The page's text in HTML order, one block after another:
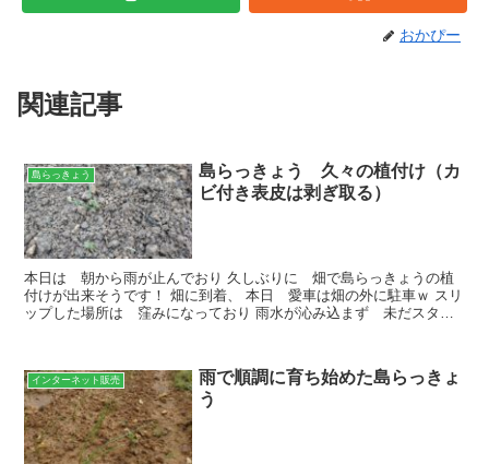
おかぴー
関連記事
島らっきょう
島らっきょう 久々の植付け（カ
ビ付き表皮は剥ぎ取る）
本日は 朝から雨が止んでおり 久しぶりに 畑で島らっきょうの植
付けが出来そうです！ 畑に到着、 本日 愛車は畑の外に駐車ｗ スリ
ップした場所は 窪みになっており 雨水が沁み込まず 未だスタッ
インターネット販売
雨で順調に育ち始めた島らっきょ
う